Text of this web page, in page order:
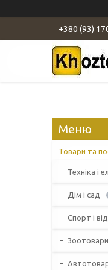
+380 (93)
Товари та
Техніка і
Дім і сад
Спорт і
Зоотовари